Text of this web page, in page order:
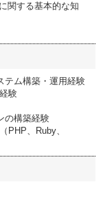
関する基本的な知
テム構築・運用経験
験
の構築経験
PHP、Ruby、